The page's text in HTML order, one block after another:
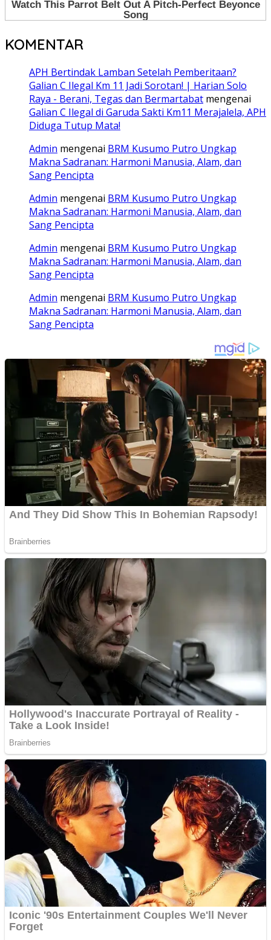
KOMENTAR
APH Bertindak Lamban Setelah Pemberitaan?
Galian C Ilegal Km 11 Jadi Sorotan! | Harian Solo
Raya - Berani, Tegas dan Bermartabat mengenai
Galian C Ilegal di Garuda Sakti Km11 Merajalela, APH
Diduga Tutup Mata!
Admin mengenai BRM Kusumo Putro Ungkap
Makna Sadranan: Harmoni Manusia, Alam, dan
Sang Pencipta
Admin mengenai BRM Kusumo Putro Ungkap
Makna Sadranan: Harmoni Manusia, Alam, dan
Sang Pencipta
Admin mengenai BRM Kusumo Putro Ungkap
Makna Sadranan: Harmoni Manusia, Alam, dan
Sang Pencipta
Admin mengenai BRM Kusumo Putro Ungkap
Makna Sadranan: Harmoni Manusia, Alam, dan
Sang Pencipta